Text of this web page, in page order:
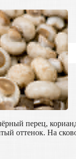
перец,
оттенок. На